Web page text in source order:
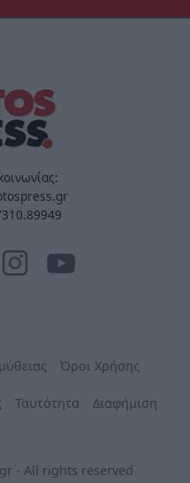
Όροι Χρήσης
Ταυτότητα Διαφήμιση
- All rights reserved